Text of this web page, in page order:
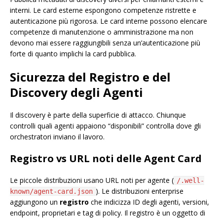
interni. Le card esterne espongono competenze ristrette e
autenticazione più rigorosa. Le card interne possono elencare
competenze di manutenzione o amministrazione ma non
devono mai essere raggiungibili senza un’autenticazione più
forte di quanto implichi la card pubblica.
Sicurezza del Registro e del
Discovery degli Agenti
Il discovery è parte della superficie di attacco. Chiunque
controlli quali agenti appaiono “disponibili” controlla dove gli
orchestratori inviano il lavoro.
Registro vs URL noti delle Agent Card
Le piccole distribuzioni usano URL noti per agente ( /.well-
known/agent-card.json ). Le distribuzioni enterprise
aggiungono un registro che indicizza ID degli agenti, versioni,
endpoint, proprietari e tag di policy. Il registro è un oggetto di